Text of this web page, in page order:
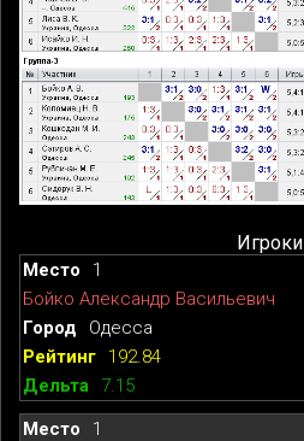
Игроки
1
Бойко Александр Васильевич
Одесса
192.84
7.15
1